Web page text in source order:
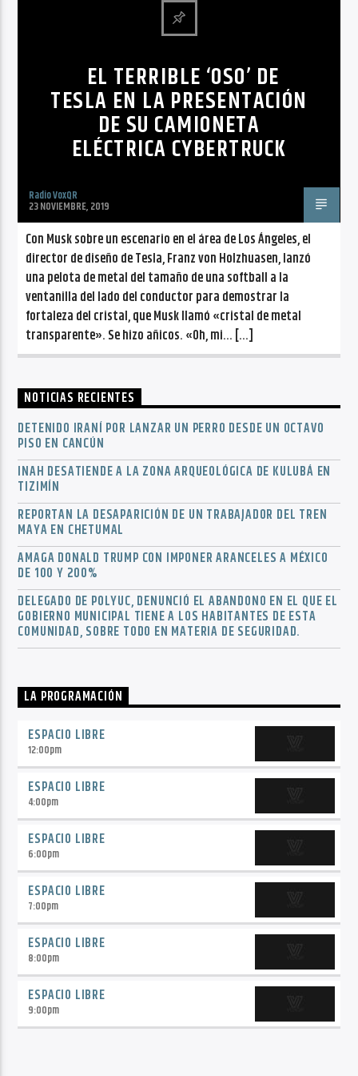
EL TERRIBLE ‘OSO’ DE
TESLA EN LA PRESENTACIÓN
DE SU CAMIONETA
ELÉCTRICA CYBERTRUCK
Radio VoxQR
23 NOVIEMBRE, 2019
Con Musk sobre un escenario en el área de Los Ángeles, el
director de diseño de Tesla, Franz von Holzhuasen, lanzó
una pelota de metal del tamaño de una softball a la
ventanilla del lado del conductor para demostrar la
fortaleza del cristal, que Musk llamó «cristal de metal
transparente». Se hizo añicos. «Oh, mi… […]
NOTICIAS RECIENTES
DETENIDO IRANÍ POR LANZAR UN PERRO DESDE UN OCTAVO
PISO EN CANCÚN
INAH DESATIENDE A LA ZONA ARQUEOLÓGICA DE KULUBÁ EN
TIZIMÍN
REPORTAN LA DESAPARICIÓN DE UN TRABAJADOR DEL TREN
MAYA EN CHETUMAL
AMAGA DONALD TRUMP CON IMPONER ARANCELES A MÉXICO
DE 100 Y 200%
DELEGADO DE POLYUC, DENUNCIÓ EL ABANDONO EN EL QUE EL
GOBIERNO MUNICIPAL TIENE A LOS HABITANTES DE ESTA
COMUNIDAD, SOBRE TODO EN MATERIA DE SEGURIDAD.
LA PROGRAMACIÓN
ESPACIO LIBRE
12:00pm
ESPACIO LIBRE
4:00pm
ESPACIO LIBRE
6:00pm
ESPACIO LIBRE
7:00pm
ESPACIO LIBRE
8:00pm
ESPACIO LIBRE
9:00pm